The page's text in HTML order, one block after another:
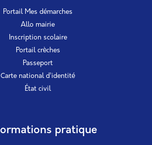
Portail Mes démarches
Allo mairie
Inscription scolaire
Portail crèches
Passeport
Carte national d’identité
État civil
pratique